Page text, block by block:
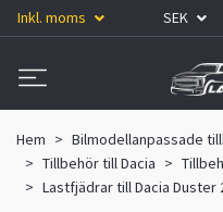
Inkl. moms SEK
Hem
Bilmodellanpassade
Tillbehör till Dacia
Lastfjädrar till Dacia Duster